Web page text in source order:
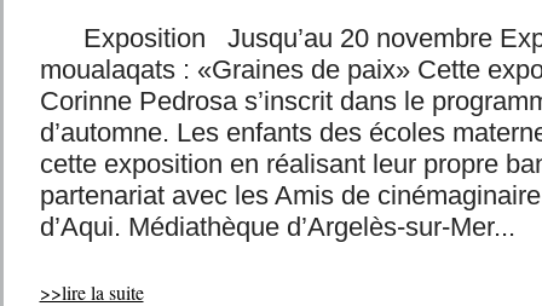
Exposition Jusqu’au 20 novembre
moualaqats : «Graines de paix» Cette
Corinne Pedrosa s’inscrit dans le
d’automne. Les enfants des écoles
cette exposition en réalisant leur propre
partenariat avec les Amis de
d’Aqui. Médiathèque d’Argelès-sur-Mer...
>>lire la suite